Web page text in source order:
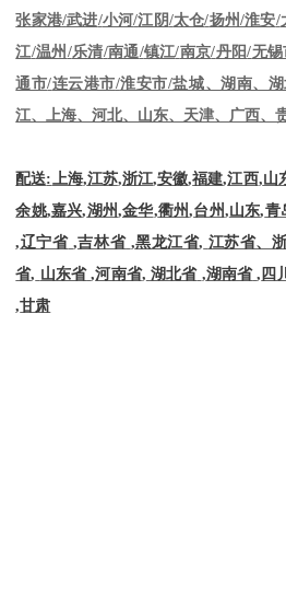
张家港/武进/小河/江阴/太仓/扬州/淮安/
江/温州/乐清/南通/镇江/南京/丹阳/无锡
通市/连云港市/淮安市/盐城、湖南、
江、上海、河北、山东、天津、广西、
配送: 上海,江苏,浙江,安徽,福建,江西,山
余姚,嘉兴,湖州,金华,衢州,台州,山东,青
,辽宁省 ,吉林省 ,黑龙江省, 江苏省、
省, 山东省 ,河南省, 湖北省 ,湖南省 ,四
,甘肃